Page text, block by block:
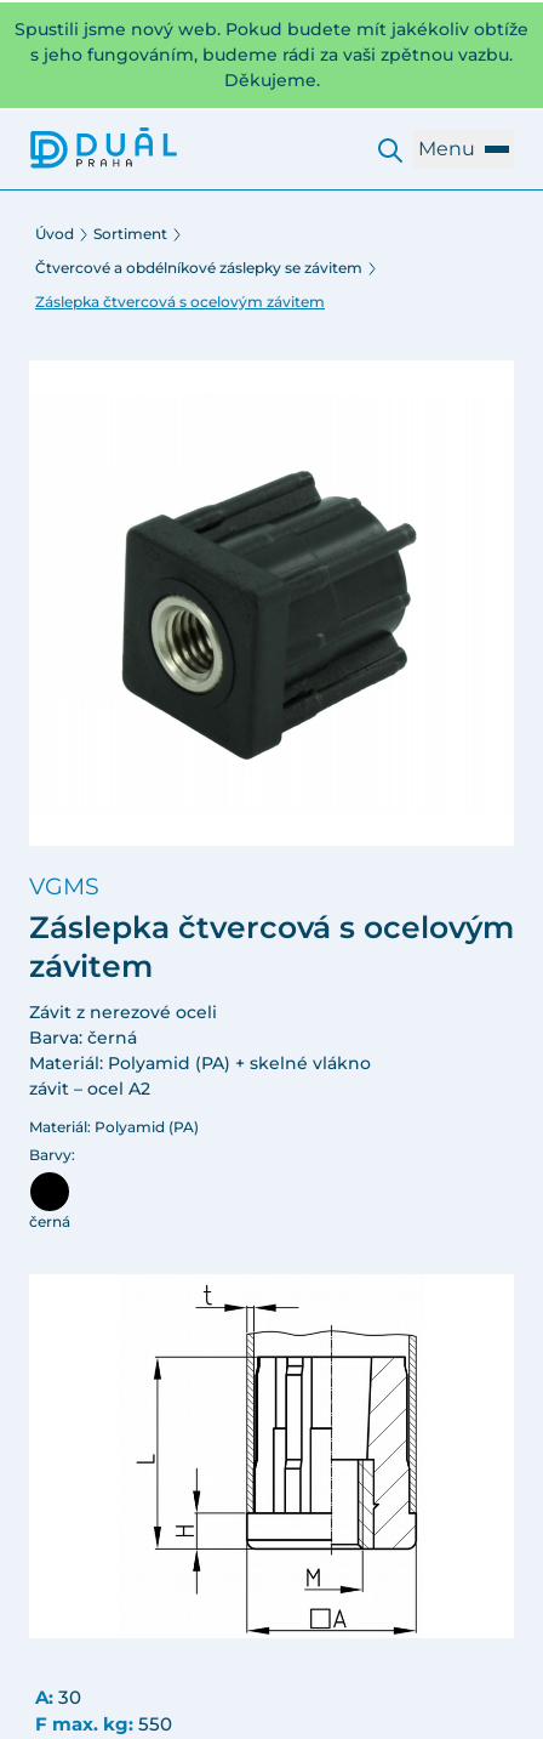
Spustili jsme nový web. Pokud budete mít jakékoliv obtíže
s jeho fungováním, budeme rádi za vaši zpětnou vazbu.
Děkujeme.
Menu
Úvod
Sortiment
Čtvercové a obdélníkové záslepky se závitem
Záslepka čtvercová s ocelovým závitem
VGMS
Záslepka čtvercová s ocelovým
závitem
Závit z nerezové oceli
Barva: černá
Materiál: Polyamid (PA) + skelné vlákno
závit – ocel A2
Materiál: Polyamid (PA)
Barvy:
černá
A: 30
F max. kg: 550